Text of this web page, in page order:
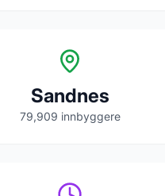
Sandnes
79,909 innbyggere